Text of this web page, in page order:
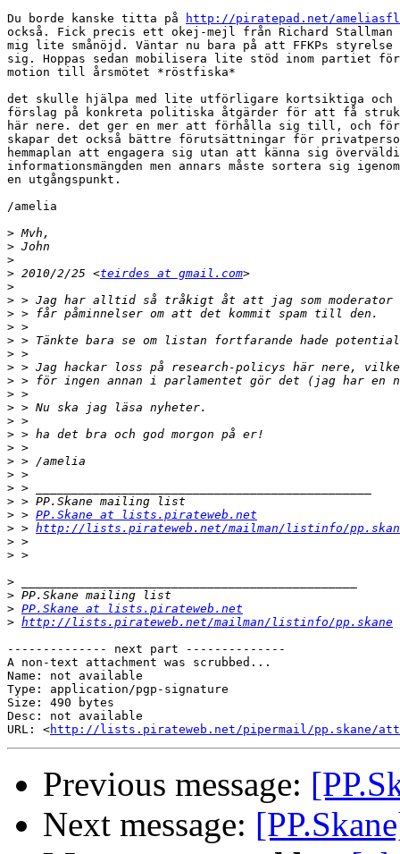
Du borde kanske titta på
http://piratepad.net/
också. Fick precis ett okej-mejl från Richard Stallman
mig lite smånöjd. Väntar nu bara på att FFKPs
sig. Hoppas sedan mobilisera lite stöd inom partiet för
motion till årsmötet *röstfiska*
det skulle hjälpa med lite utförligare kortsiktiga och
förslag på konkreta politiska åtgärder för att få
här nere. det ger en mer att förhålla sig till, och
skapar det också bättre förutsättningar för
hemmaplan att engagera sig utan att känna sig
informationsmängden men annars måste sortera sig
en utgångspunkt.
/amelia
>
>
>
> 2010/2/25 <teirdes at gmail.com
>
>
>
>
>
>
>
>
>
>
>
>
>
>
>
>
>
> > PP.Skane at lists.pirateweb.net
> > http://lists.pirateweb.net/mailman/listinfo/
>
>
>
>
> PP.Skane at lists.pirateweb.net
> http://lists.pirateweb.net/mailman/listinfo/pp.skane
-------------- next part --------------
A non-text attachment was scrubbed...
Name: not available
Type: application/pgp-signature
Size: 490 bytes
Desc: not available
URL: <http://lists.pirateweb.net/pipermail/pp.skane/
Previous message:
Next message: